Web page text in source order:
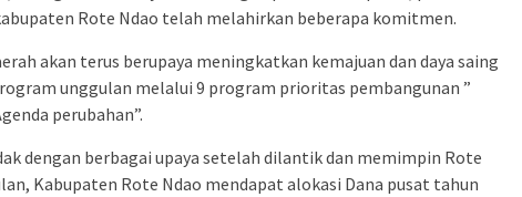
Rote Ndao telah melahirkan beberapa komitmen.
akan terus berupaya meningkatkan kemajuan dan daya saing
unggulan melalui 9 program prioritas pembangunan ”
perubahan”.
dengan berbagai upaya setelah dilantik dan memimpin Rote
Kabupaten Rote Ndao mendapat alokasi Dana pusat tahun